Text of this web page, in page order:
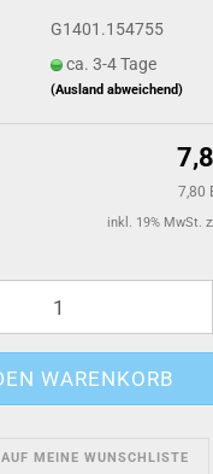
G1401.154755
ca. 3-4 Tage
(Ausland abweichend)
7,80
inkl. 19% MwSt.
AUF MEINE WUNSCHLISTE